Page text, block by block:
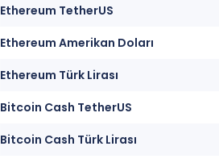
Ethereum TetherUS
Ethereum Amerikan Doları
Ethereum Türk Lirası
Bitcoin Cash TetherUS
Bitcoin Cash Türk Lirası